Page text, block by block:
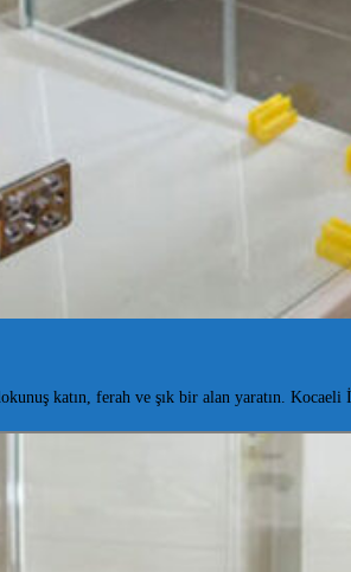
katın, ferah ve şık bir alan yaratın.